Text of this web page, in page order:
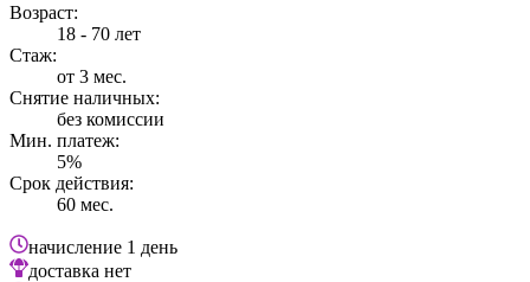
Возраст:
18 - 70 лет
Стаж:
от 3 мес.
Снятие наличных:
без комиссии
Мин. платеж:
5%
Срок действия:
60 мес.
начисление 1 день
доставка нет